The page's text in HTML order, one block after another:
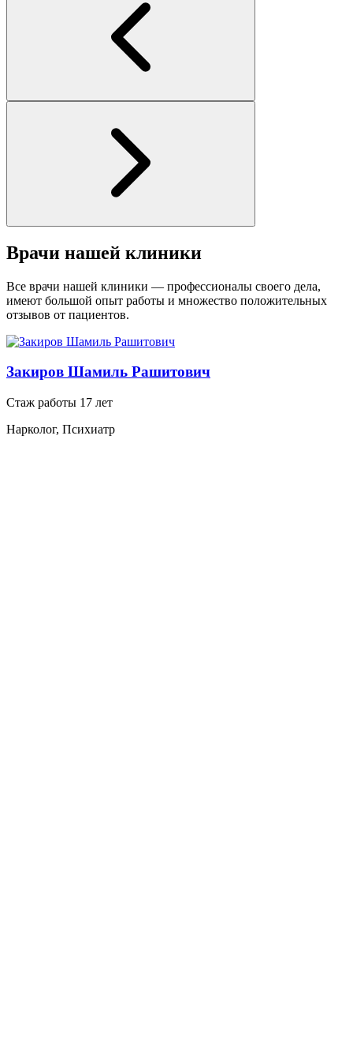
Врачи нашей клиники
Все врачи нашей клиники — профессионалы своего дела,
имеют большой опыт работы и множество положительных
отзывов от пациентов.
Закиров Шамиль Рашитович
Стаж работы 17 лет
Нарколог, Психиатр